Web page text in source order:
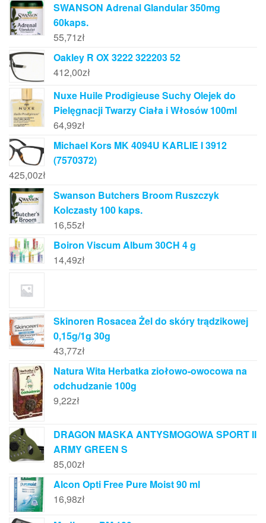
SWANSON Adrenal Glandular 350mg
60kaps.
55,71zł
Oakley R OX 3222 322203 52
412,00zł
Nuxe Huile Prodigieuse Suchy Olejek do
Pielęgnacji Twarzy Ciała i Włosów 100ml
64,99zł
Michael Kors MK 4094U KARLIE I 3912
(7570372)
425,00zł
Swanson Butchers Broom Ruszczyk
Kolczasty 100 kaps.
16,55zł
Boiron Viscum Album 30CH 4 g
14,49zł
Skinoren Rosacea Żel do skóry trądzikowej
0,15g/1g 30g
43,77zł
Natura Wita Herbatka ziołowo-owocowa na
odchudzanie 100g
9,22zł
DRAGON MASKA ANTYSMOGOWA SPORT II
ARMY GREEN S
85,00zł
Alcon Opti Free Pure Moist 90 ml
16,98zł